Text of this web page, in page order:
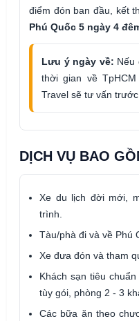
điểm đón ban đầu, kết
Phú Quốc 5 ngày 4
Lưu ý ngày về: Nếu
thời gian về
Travel sẽ tư vấn
DỊCH VỤ BAO
Xe du lịch đời mới,
trình.
Tàu/phà đi và về Phú
Xe đưa đón và tham
Khách sạn tiêu
tùy gói, phòng 2 - 3
Các bữa ăn theo